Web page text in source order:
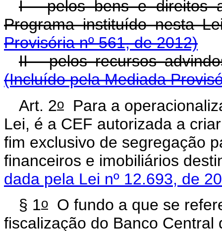
I - pelos bens e direitos
Programa instituído
Provisória nº 561, de 2012)
II - pelos recursos
(Incluído pela Mediada
Art. 2o Para a
Lei, é a CEF autorizada a
fim exclusivo de segregação
financeiros e imobiliários
dada pela Lei nº 12.693, de
§ 1o O fundo a que se
fiscalização do Banco